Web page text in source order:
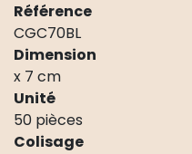
Référence
CGC70BL
Dimension
x 7 cm
Unité
50 pièces
Colisage